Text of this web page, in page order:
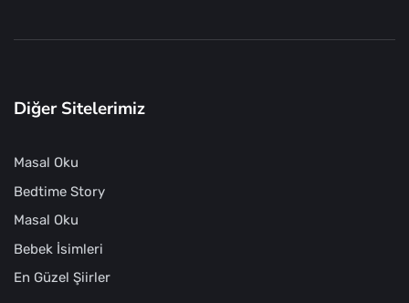
Diğer Sitelerimiz
Masal Oku
Bedtime Story
Masal Oku
Bebek İsimleri
En Güzel Şiirler